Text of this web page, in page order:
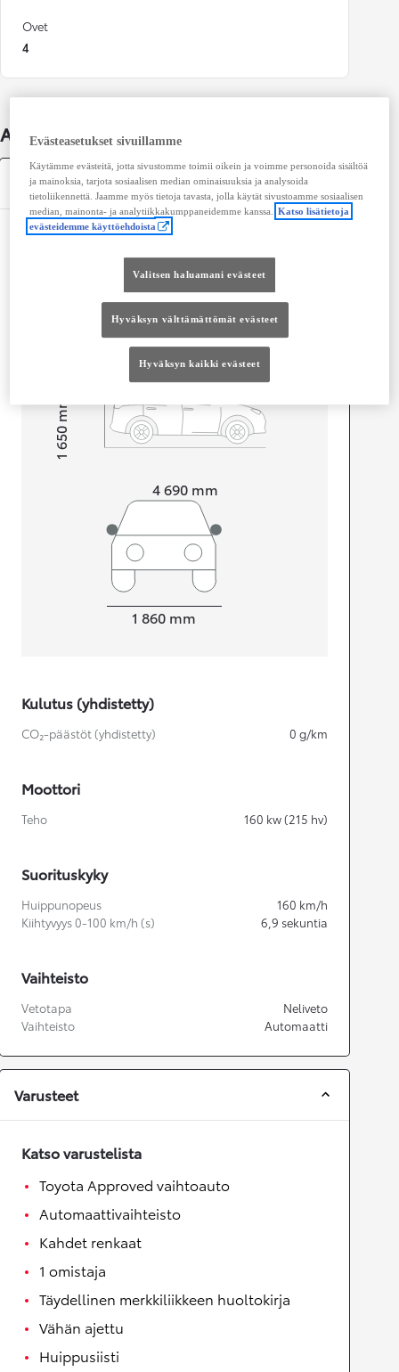
Ovet
4
Auton lisätiedot
Tekniset tiedot
Mitat ja tilavuus
Tavaratilan tilavuus
Pituus
4 690 mm
Korkeus1 650
mm
Leveys
1 860 mm
Kulutus (yhdistetty)
CO₂-päästöt (yhdistetty) 0 g/km
Moottori
Teho 160 kw (215 hv)
Suorituskyky
Huippunopeus 160 km/h
Kiihtyvyys 0-100 km/h (s)
6,9 sekuntia
Vaihteisto
Vetotapa
Neliveto
Vaihteisto
Automaatti
Varusteet
Katso varustelista
Toyota Approved vaihtoauto
Automaattivaihteisto
Kahdet renkaat
1 omistaja
Täydellinen merkkiliikkeen huoltokirja
Vähän ajettu
Huippusiisti
Evästeasetukset sivuillamme
Käytämme evästeitä, jotta sivustomme toimii oikein ja voimme personoida sisältöä
ja mainoksia, tarjota sosiaalisen median ominaisuuksia ja analysoida
tietoliikennettä. Jaamme myös tietoja tavasta, jolla käytät sivustoamme sosiaalisen
median, mainonta- ja analytiikkakumppaneidemme kanssa.
Katso lisätietoja
evästeidemme käyttöehdoista
Valitsen haluamani evästeet
Hyväksyn välttämättömät evästeet
Hyväksyn kaikki evästeet